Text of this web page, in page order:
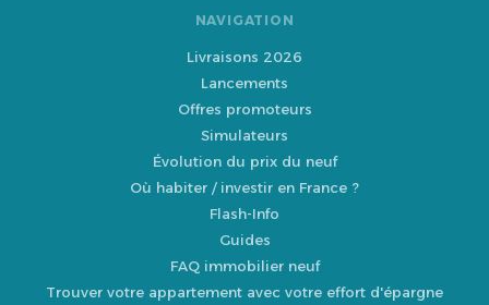
NAVIGATION
Livraisons 2026
Lancements
Offres promoteurs
Simulateurs
Évolution du prix du neuf
Où habiter / investir en France ?
Flash-Info
Guides
FAQ immobilier neuf
Trouver votre appartement avec votre effort d'épargne